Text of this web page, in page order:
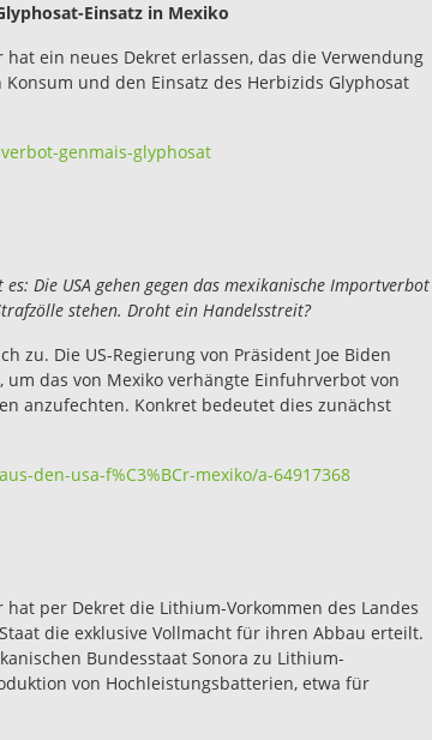
Einsatz in Mexiko
ein neues Dekret erlassen, das die Verwendung
und den Einsatz des Herbizids Glyphosat
genmais-glyphosat
Die USA gehen gegen das mexikanische Importverbot
stehen. Droht ein Handelsstreit?
zu. Die US-Regierung von Präsident Joe Biden
das von Mexiko verhängte Einfuhrverbot von
anzufechten. Konkret bedeutet dies zunächst
den-usa-f%C3%BCr-mexiko/a-64917368
per Dekret die Lithium-Vorkommen des Landes
die exklusive Vollmacht für ihren Abbau erteilt.
Bundesstaat Sonora zu Lithium-
von Hochleistungsbatterien, etwa für